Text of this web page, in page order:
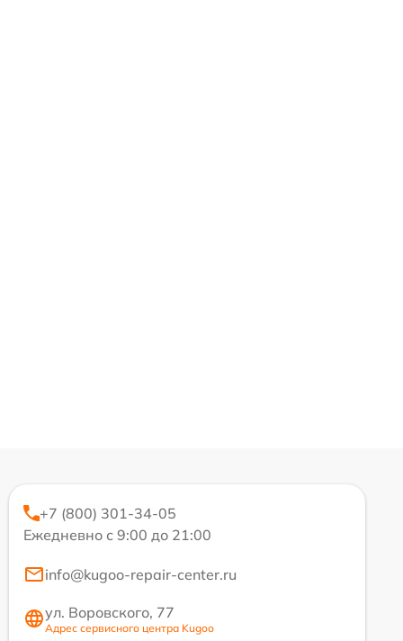
+7 (800) 301-34-05
Ежедневно с 9:00 до 21:00
info@kugoo-repair-center.ru
ул. Воровского, 77
Адрес сервисного центра Kugoo